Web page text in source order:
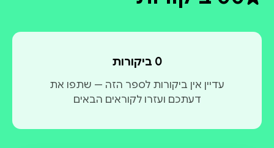
דירוג ממוצע 0 מתוך 5
0 ביקורות
עדיין אין ביקורות לספר הזה — שתפו את
דעתכם ועזרו לקוראים הבאים